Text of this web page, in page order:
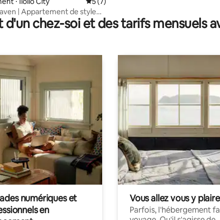
| Appartement de style
chez-soi et des tarifs mensuels
numériques et
en
Vous allez vous y plaire
Parfois, l'hébergement